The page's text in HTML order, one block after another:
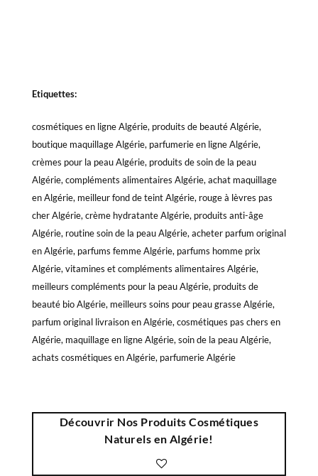
Etiquettes:
cosmétiques en ligne Algérie, produits de beauté Algérie,
boutique maquillage Algérie, parfumerie en ligne Algérie,
crèmes pour la peau Algérie, produits de soin de la peau
Algérie, compléments alimentaires Algérie, achat maquillage
en Algérie, meilleur fond de teint Algérie, rouge à lèvres pas
cher Algérie, crème hydratante Algérie, produits anti-âge
Algérie, routine soin de la peau Algérie, acheter parfum original
en Algérie, parfums femme Algérie, parfums homme prix
Algérie, vitamines et compléments alimentaires Algérie,
meilleurs compléments pour la peau Algérie, produits de
beauté bio Algérie, meilleurs soins pour peau grasse Algérie,
parfum original livraison en Algérie, cosmétiques pas chers en
Algérie, maquillage en ligne Algérie, soin de la peau Algérie,
achats cosmétiques en Algérie, parfumerie Algérie
Découvrir Nos Produits Cosmétiques
Naturels en Algérie!